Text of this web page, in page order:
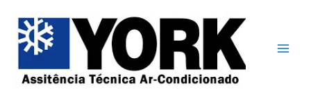
para
conteúdo